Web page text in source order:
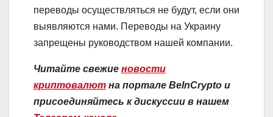
переводы осуществляться не будут, если они
выявляются нами. Переводы на Украину
запрещены руководством нашей компании.
Читайте свежие новости
криптовалют на портале BeInCrypto и
присоединяйтесь к дискуссии в нашем